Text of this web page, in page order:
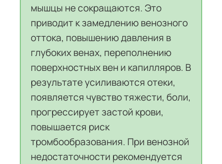
мышцы не сокращаются. Это
приводит к замедлению венозного
оттока, повышению давления в
глубоких венах, переполнению
поверхностных вен и капилляров. В
результате усиливаются отеки,
появляется чувство тяжести, боли,
прогрессирует застой крови,
повышается риск
тромбообразования. При венозной
недостаточности рекомендуется